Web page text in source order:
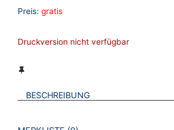
Preis: gratis
Druckversion nicht verfügbar
BESCHREIBUNG
VERWEISE AUF VERMERKTE- ODER